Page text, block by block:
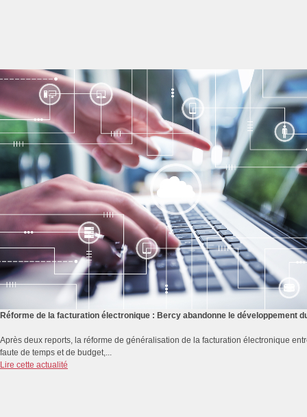
Réforme de la facturation électronique : Bercy abandonne le développement
Après deux reports, la réforme de généralisation de la facturation électronique
faute de temps et de budget,...
Lire cette actualité